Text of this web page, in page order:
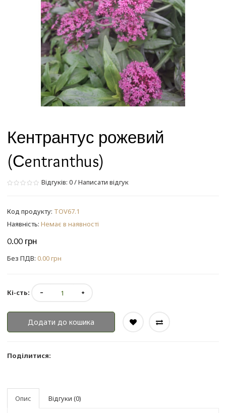
Кентрантус рожевий
(Сentranthus)
Відгуків: 0/Написати відгук
Код продукту: TOV67.1
Наявність: Немає в наявності
0.00 грн
Без ПДВ: 0.00 грн
Кі-сть:
Додати до кошика
Поділитися:
Опис Відгуки (0)